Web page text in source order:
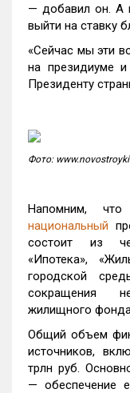
— добавил он. А
выйти на ставку
«Сейчас мы эти
на президиуме
Президенту
Фото:
Напомним,
национальный
состоит из
«Ипотека»,
городской
сокращения
жилищного
Общий объем
источников,
трлн руб.
— обеспечение